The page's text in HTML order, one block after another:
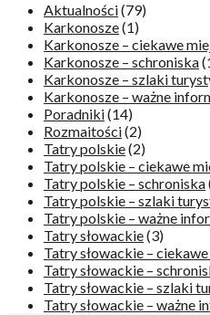
Aktualności(79)
Karkonosze(1)
Karkonosze – ciekawe
Karkonosze – schroniska
Karkonosze – szlaki
Karkonosze – ważne
Poradniki(14)
Rozmaitości(2)
Tatry polskie(2)
Tatry polskie – ciekawe
Tatry polskie – schroniska
Tatry polskie – szlaki
Tatry polskie – ważne
Tatry słowackie(3)
Tatry słowackie –
Tatry słowackie –
Tatry słowackie – szlaki
Tatry słowackie – ważne